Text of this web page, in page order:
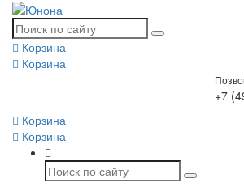
Корзина
Корзина
+7
Корзина
Корзина